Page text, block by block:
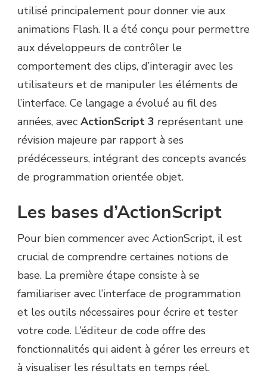
utilisé principalement pour donner vie aux
animations Flash. Il a été conçu pour permettre
aux développeurs de contrôler le
comportement des clips, d’interagir avec les
utilisateurs et de manipuler les éléments de
l’interface. Ce langage a évolué au fil des
années, avec ActionScript 3 représentant une
révision majeure par rapport à ses
prédécesseurs, intégrant des concepts avancés
de programmation orientée objet.
Les bases d’ActionScript
Pour bien commencer avec ActionScript, il est
crucial de comprendre certaines notions de
base. La première étape consiste à se
familiariser avec l’interface de programmation
et les outils nécessaires pour écrire et tester
votre code. L’éditeur de code offre des
fonctionnalités qui aident à gérer les erreurs et
à visualiser les résultats en temps réel.